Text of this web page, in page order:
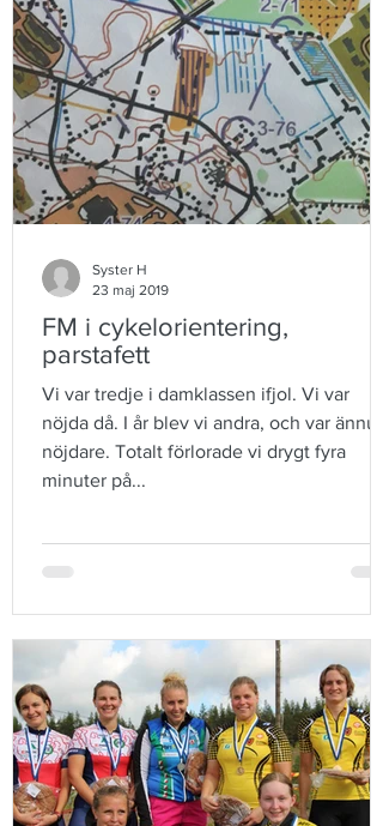
FM i cykelorientering,
parstafett
Vi var tredje i damklassen ifjol. Vi var
nöjda då. I år blev vi andra, och var ännu
nöjdare. Totalt förlorade vi drygt fyra
minuter på...
Syster H
23 maj 2019